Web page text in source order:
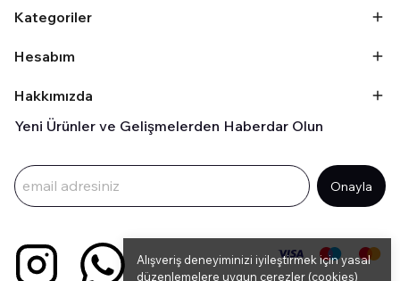
Alışveriş deneyiminizi iyileştirmek için yasal
düzenlemelere uygun çerezler (cookies)
Kategoriler
Hesabım
Hakkımızda
Yeni Ürünler ve Gelişmelerden Haberdar Olun
Onayla